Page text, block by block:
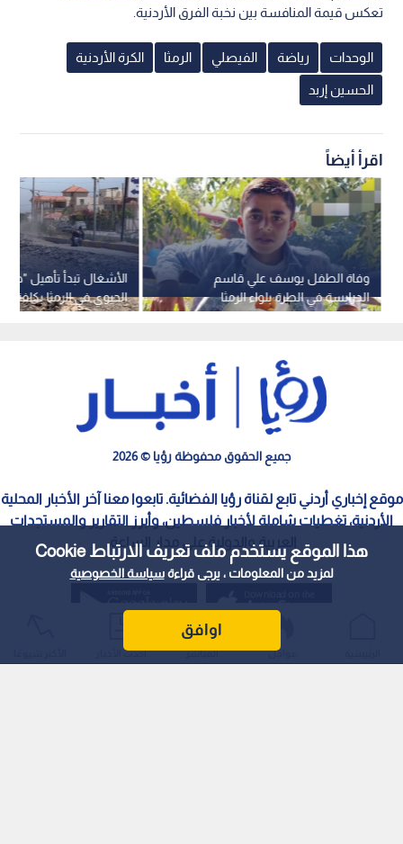
هذا الموقع يستخدم ملف تعريف الارتباط Cookie
لمزيد من المعلومات ، يرجى قراءةسياسة الخصوصية
اوافق
تعكس قيمة المنافسة بين نخبة الفرق الأردنية.
الوحدات رياضة الفيصلي الرمثا الكرة الأردنية
الحسين إربد
اقرأ أيضاً
الأشغال تبدأ تأهيل
دينار -فيديو
وفاة الطفل يوسف علي قاسم
الدرابسة في الطرة بلواء الرمثا
جميع الحقوق محفوظة رؤيا © 2026
موقع إخباري أردني تابع لقناة رؤيا الفضائية. تابعوا معنا آخر الأخبار المحلية
الأردنية، تغطيات شاملة لأخبار فلسطين، وأبرز التقارير والمستجدات
العربية والدولية على مدار الساعة.
عواجل المباشر أحدث الأخبار